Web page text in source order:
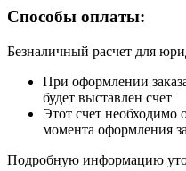
Способы оплаты:
Безналичный расчет для
При оформлении
будет выставлен счет
Этот счет необходимо
момента оформления
Подробную информацию